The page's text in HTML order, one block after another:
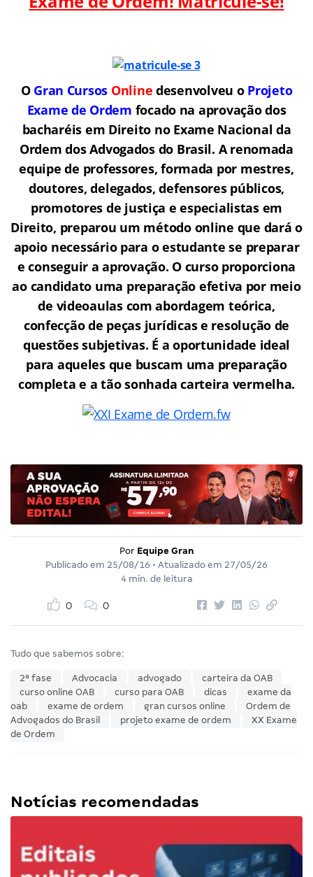
O Gran Cursos Online desenvolveu o Projeto
Exame de Ordem focado na aprovação dos
bacharéis em Direito no Exame Nacional da
Ordem dos Advogados do Brasil. A renomada
equipe de professores, formada por mestres,
doutores, delegados, defensores públicos,
promotores de justiça e especialistas em
Direito, preparou um método online que dará o
apoio necessário para o estudante se preparar
e conseguir a aprovação. O curso proporciona
ao candidato uma preparação efetiva por meio
de videoaulas com abordagem teórica,
confecção de peças jurídicas e resolução de
questões subjetivas. É a oportunidade ideal
para aqueles que buscam uma preparação
completa e a tão sonhada carteira vermelha.
Por Equipe Gran
Publicado em 25/08/16 • Atualizado em 27/05/26
4 min. de leitura
0 0
Tudo que sabemos sobre:
2ª fase Advocacia advogado
carteira da OAB
curso online OAB
curso para OAB dicas
exame da
oab
exame de ordem gran cursos online
Ordem de
Advogados do Brasil
projeto exame de ordem
XX Exame
de Ordem
Notícias recomendadas